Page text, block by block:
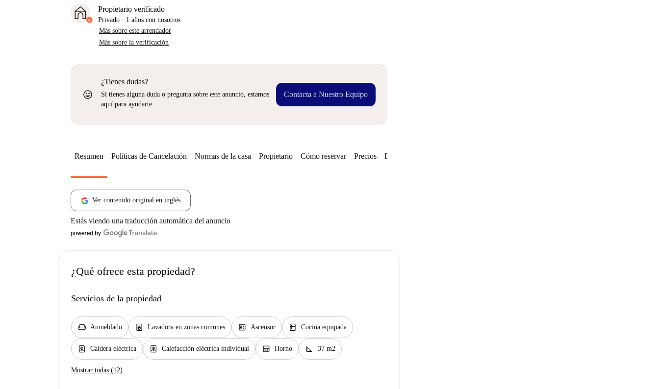
Propietario verificado
Privado · 1 años con nosotros
Más sobre este arrendador
Más sobre la verificación
sentiment_very_satisfied
¿Tienes dudas?
Si tienes alguna duda o pregunta sobre este anuncio, estamos
aquí para ayudarte.
Contacta a Nuestro Equipo
Resumen Políticas de Cancelación Normas de la casa Propietario Cómo reservar Precios Disponibilidades
Ver contenido original en inglés
Estás viendo una traducción automática del anuncio
¿Qué ofrece esta propiedad?
Servicios de la propiedad
chair Amueblado local_laundry_service Lavadora en zonas comunes elevator Ascensor kitchen Cocina equipada
water_heater Caldera eléctrica water_heater Calefacción eléctrica individual oven_gen Horno square_foot 37 m2
Mostrar todas (12)